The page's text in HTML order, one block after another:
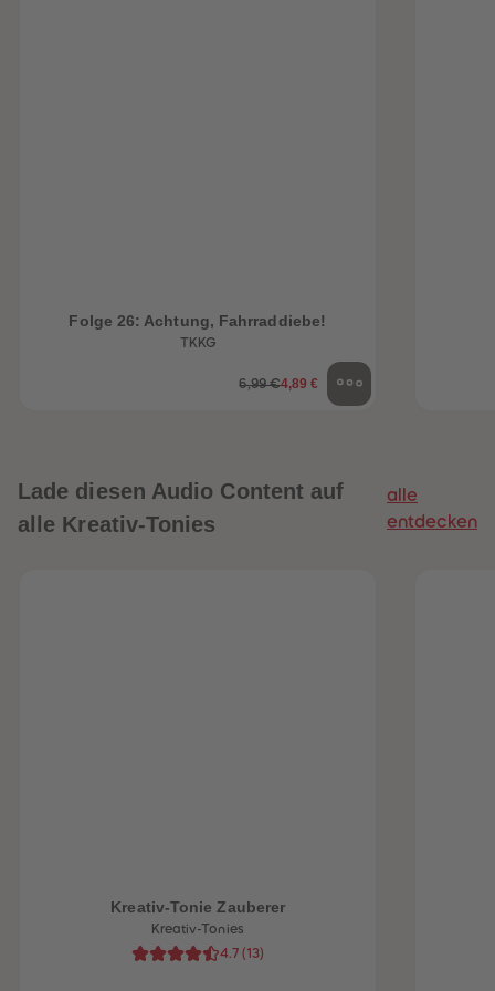
Folge 26: Achtung, Fahrraddiebe!
TKKG
6,99 €4,89 €
Lade diesen Audio Content auf
alle Kreativ-Tonies
alle
entdecken
Kreativ-Tonie Zauberer
Kreativ-Tonies
4.7 (13)